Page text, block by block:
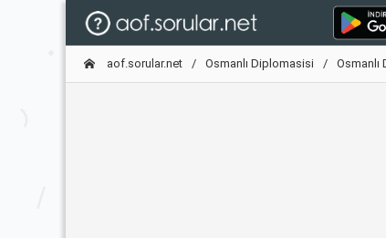
aof.sorular.net Osmanlı Diplomasisi Osmanlı